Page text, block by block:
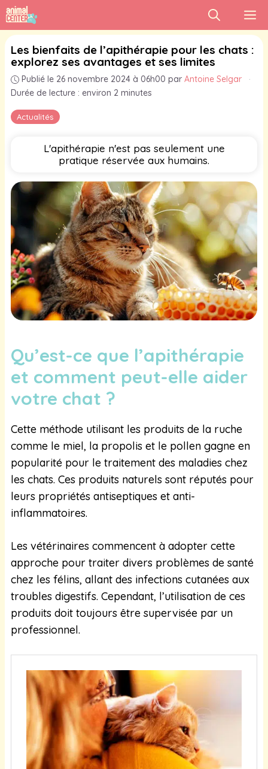
Aller
au
contenu
Actualités
Les bienfaits de l’apithérapie pour les chats :
explorez ses avantages et ses limites
Publié le 26 novembre 2024 à 06h00 par Antoine Selgar
·
Durée de lecture : environ 2 minutes
L'apithérapie n'est pas seulement une
pratique réservée aux humains.
Qu’est-ce que l’apithérapie
et comment peut-elle aider
votre chat ?
Cette méthode utilisant les produits de la ruche
comme le miel, la propolis et le pollen gagne en
popularité pour le traitement des maladies chez
les chats. Ces produits naturels sont réputés pour
leurs propriétés antiseptiques et anti-
inflammatoires.
Les vétérinaires commencent à adopter cette
approche pour traiter divers problèmes de santé
chez les félins, allant des infections cutanées aux
troubles digestifs. Cependant, l’utilisation de ces
produits doit toujours être supervisée par un
professionnel.